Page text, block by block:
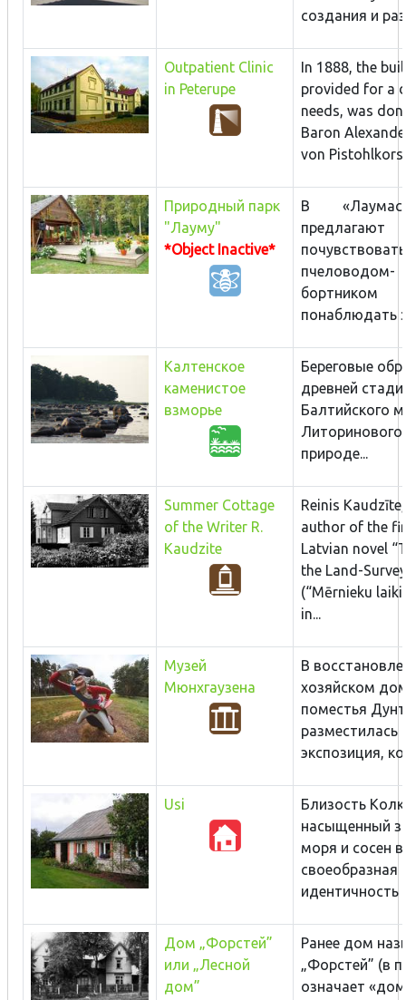
создания и
Outpatient Clinic
in Peterupe
In 1888, the
provided for a
needs, was
Baron
von Pistohlkors
Природный парк
"Лауму"
*Object Inactive*
В
предлагают
пчеловодом-
понаблюдать
Калтенское
каменистое
взморье
Береговые
древней
Балтийского
природе...
Summer Cottage
of the Writer R.
Kaudzite
Reinis
author of the
Latvian novel
the Land-
(“Mērnieku
in...
Музей
Мюнхгаузена
В
хозяйском
поместья
разместилась
экспозиция,
Usi
Близость
насыщенный
моря и сосен
своеобразная
идентичность
Дом „Форстей”
или „Лесной
дом”
Ранее дом
„Форстей” (в
означает «дом